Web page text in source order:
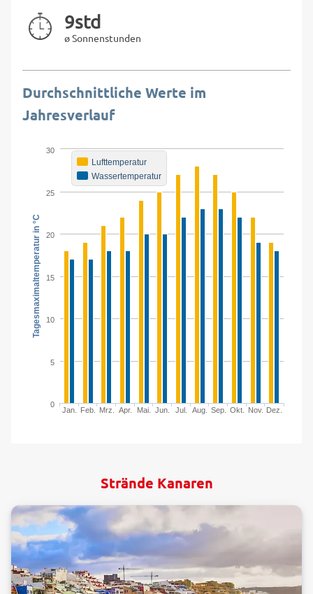
9std
ø Sonnenstunden
Durchschnittliche Werte im
Jahresverlauf
Tagesmaximaltemperatur in °C
Lufttemperatur
Wassertemperatur
Jan. Feb. Mrz. Apr. Mai. Jun. Jul. Aug. Sep. Okt. Nov. Dez.
0
5
10
15
20
25
30
Strände Kanaren